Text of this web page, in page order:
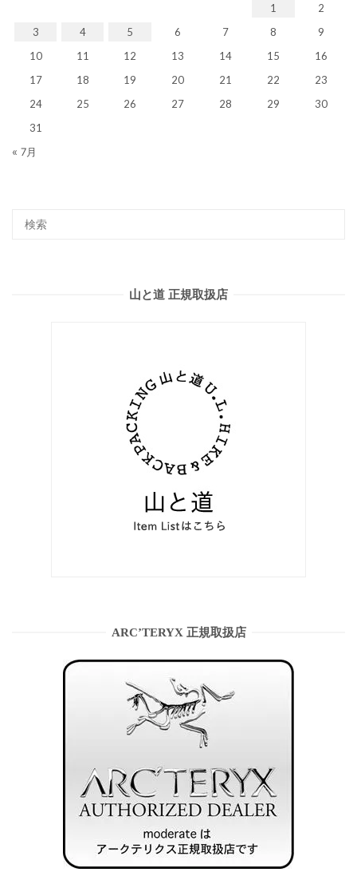
1
2
3
4 5 6 7 8
9
10
11 12 13 14 15
16
17
18 19 20 21 22
23
24
25 26 27 28 29
30
31
« 7月
山と道 正規取扱店
ARC’TERYX 正規取扱店